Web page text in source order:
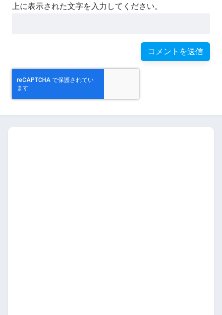
上に表示された文字を入力してください。